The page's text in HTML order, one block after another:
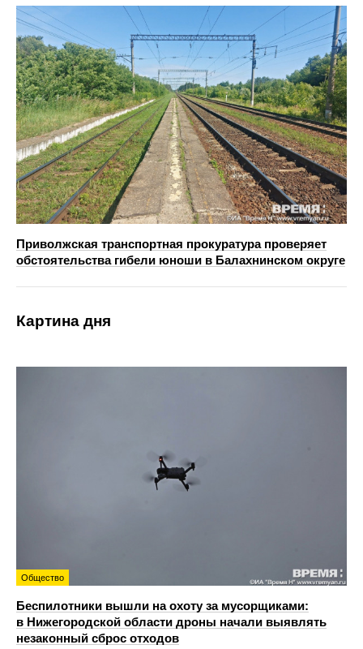
Приволжская транспортная прокуратура проверяет
обстоятельства гибели юноши в Балахнинском округе
Картина дня
Общество
Беспилотники вышли на охоту за мусорщиками:
в Нижегородской области дроны начали выявлять
незаконный сброс отходов